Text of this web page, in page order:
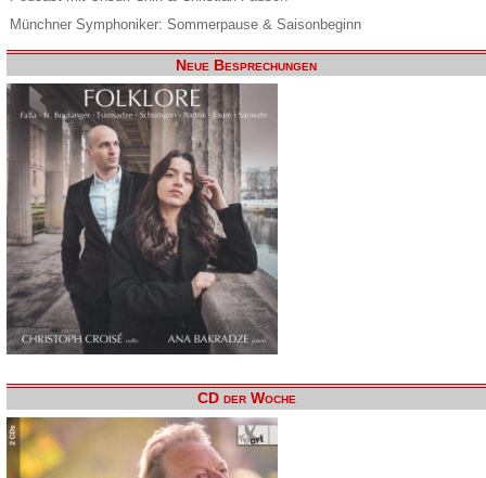
Münchner Symphoniker: Sommerpause & Saisonbeginn
Neue Besprechungen
CD der Woche